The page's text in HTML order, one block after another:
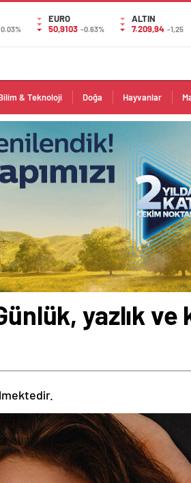
0.03%
EURO
50,9103 -0.63%
ALTIN
7.209,94 -1,25
& Teknoloji Doğa Hayvanlar
yazlık ve